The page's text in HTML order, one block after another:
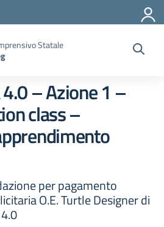
Statale
– Azione 1 –
class –
per pagamento
O.E. Turtle Designer di